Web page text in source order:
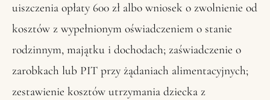
uiszczenia opłaty 600 zł albo wniosek o zwolnienie od
kosztów z wypełnionym oświadczeniem o stanie
rodzinnym, majątku i dochodach; zaświadczenie o
zarobkach lub PIT przy żądaniach alimentacyjnych;
zestawienie kosztów utrzymania dziecka z